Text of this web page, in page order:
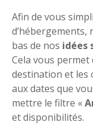
Afin de vous
d’hébergements,
bas de nos idées
Cela vous
destination et les
aux dates que
mettre le filtre «
et disponibilités.